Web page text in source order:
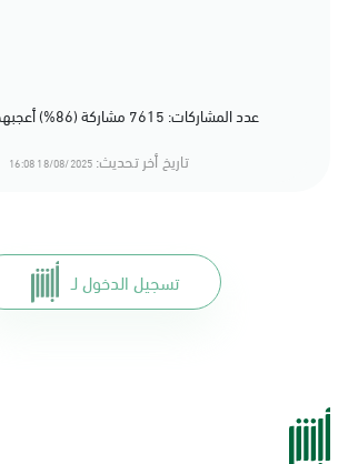
عدد المشاركات: 7615 مشاركة (86%) أعجبهم المحتوى
تاريخ أخر تحديث: 18/08/2025 16:08
تسجيل الدخول لـ